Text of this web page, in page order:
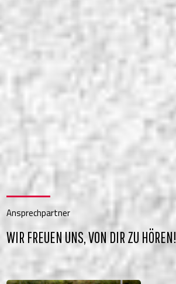
Ansprechpartner
WIR FREUEN UNS, VON DIR ZU HÖREN!